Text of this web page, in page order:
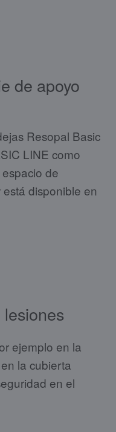
de apoyo
Resopal Basic
LINE como
de
disponible en
ejemplo en la
la cubierta
en el